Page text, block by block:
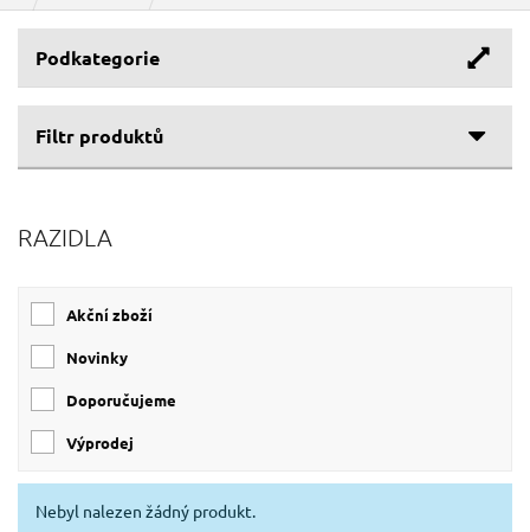
Podkategorie
Filtr produktů
RAZIDLA
Akční zboží
Novinky
Doporučujeme
Výprodej
Nebyl nalezen žádný produkt.